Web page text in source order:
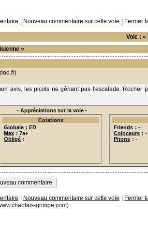
Nouveau commentaire sur cette voie Fermer
Voie :
»
avis, les picots ne gênant pas l'escalade.
- Appréciations sur la voie -
Cotations
Globale : ED
Max : 7a+
Obligé :
Friends : -
Coinceurs : -
Pitons : -
Nouveau commentaire sur cette voie Fermer
grimpe.com)